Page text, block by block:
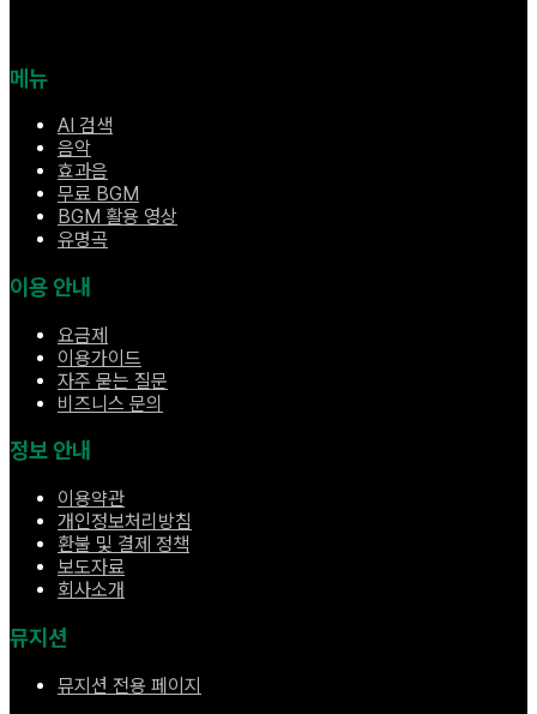
메뉴
AI 검색
음악
효과음
무료 BGM
BGM 활용 영상
유명곡
이용 안내
요금제
이용가이드
자주 묻는 질문
비즈니스 문의
정보 안내
이용약관
개인정보처리방침
환불 및 결제 정책
보도자료
회사소개
뮤지션
뮤지션 전용 페이지